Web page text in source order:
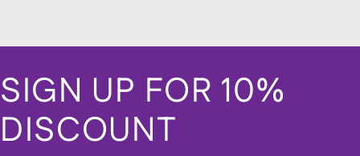
SIGN UP FOR 10%
DISCOUNT